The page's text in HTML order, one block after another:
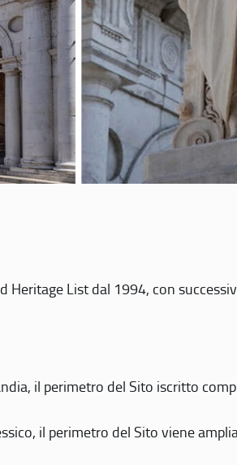
Heritage List dal 1994, con
il perimetro del Sito iscritto
il perimetro del Sito viene